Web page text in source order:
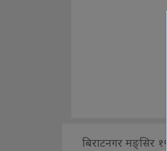
बिराटनगर मङ्सिर